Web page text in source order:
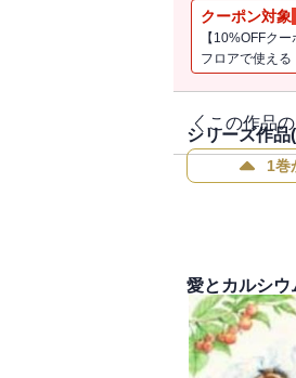
クーポン対象
【10%OFFク
フロアで使える
この作品
シリーズ作品(
1巻
愛とカルシウ